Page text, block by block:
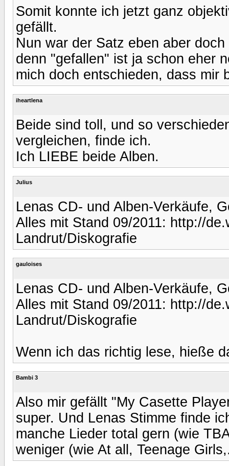
Somit konnte ich jetzt ganz
gefällt.
Nun war der Satz eben aber
denn "gefallen" ist ja schon eher
mich doch entschieden, dass mir
iheartlena
Beide sind toll, und so
vergleichen, finde ich.
Ich LIEBE beide Alben.
Julius
Lenas CD- und Alben-Verkäufe,
Alles mit Stand 09/2011: http://
Landrut/Diskografie
gauloises
Lenas CD- und Alben-Verkäufe,
Alles mit Stand 09/2011: http://
Landrut/Diskografie
Wenn ich das richtig lese, hieße
Bambi 3
Also mir gefällt "My Casette
super. Und Lenas Stimme finde
manche Lieder total gern (wie
weniger (wie At all, Teenage